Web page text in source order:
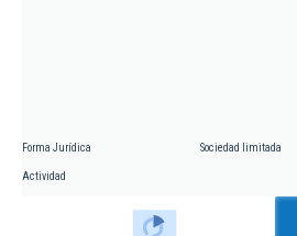
Forma Jurídica Sociedad limitada
Actividad